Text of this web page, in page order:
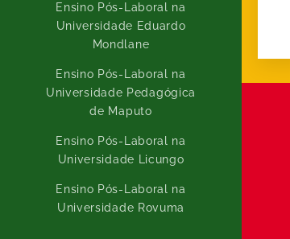
Ensino Pós-Laboral na
Universidade Eduardo
Mondlane
Ensino Pós-Laboral na
Universidade Pedagógica
de Maputo
Ensino Pós-Laboral na
Universidade Licungo
Ensino Pós-Laboral na
Universidade Rovuma